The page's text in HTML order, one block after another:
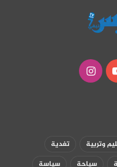
‫YouTubeانستقرام
وتربية
تغدية
سياحة
سياسة